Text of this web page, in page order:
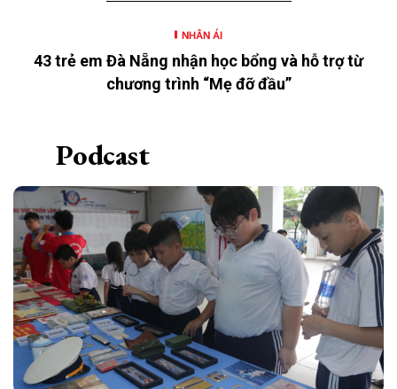
NHÂN ÁI
43 trẻ em Đà Nẵng nhận học bổng và hỗ trợ từ
chương trình “Mẹ đỡ đầu”
Podcast